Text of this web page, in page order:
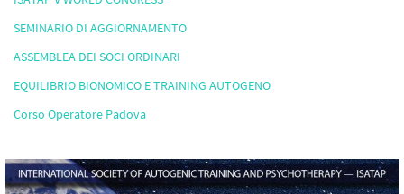
SEMINARIO DI AGGIORNAMENTO
ASSEMBLEA DEI SOCI ORDINARI
EQUILIBRIO BIONOMICO E TRAINING AUTOGENO
Corso Operatore Padova